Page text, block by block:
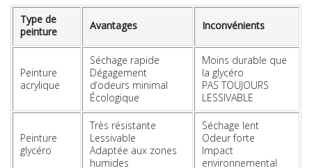
Type de
peinture
Avantages Inconvénients
Peinture
acrylique
Séchage rapide
Dégagement
d’odeurs minimal
Écologique
Moins durable que
la glycéro
PAS TOUJOURS
LESSIVABLE
Peinture
glycéro
Très résistante
Lessivable
Adaptée aux zones
humides
Séchage lent
Odeur forte
Impact
environnemental